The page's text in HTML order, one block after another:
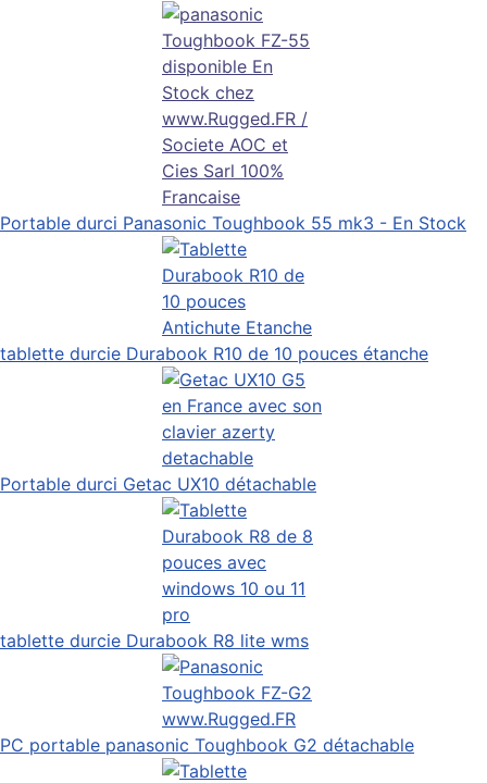
Portable durci Panasonic Toughbook 55 mk3 - En Stock
tablette durcie Durabook R10 de 10 pouces étanche
Portable durci Getac UX10 détachable
tablette durcie Durabook R8 lite wms
PC portable panasonic Toughbook G2 détachable